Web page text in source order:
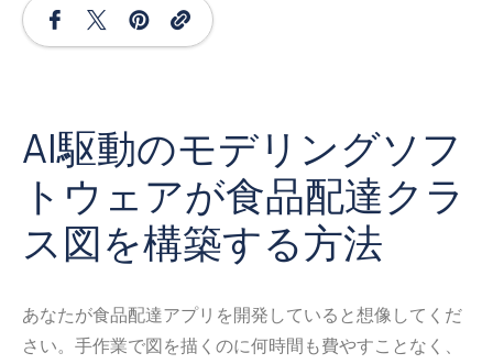
AI駆動のモデリングソフ
トウェアが食品配達クラ
ス図を構築する方法
あなたが食品配達アプリを開発していると想像してくだ
さい。手作業で図を描くのに何時間も費やすことなく、